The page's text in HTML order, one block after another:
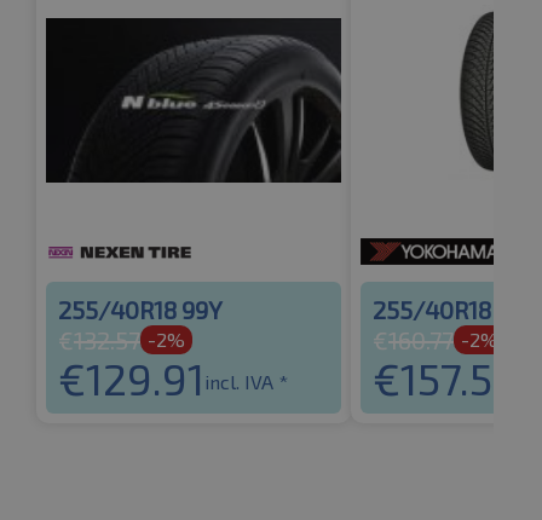
255/40R18 99Y
€132.57 -2%
€129.91 incl. IVA *
255/40R18 99Y
€160.77 -2%
€157.56